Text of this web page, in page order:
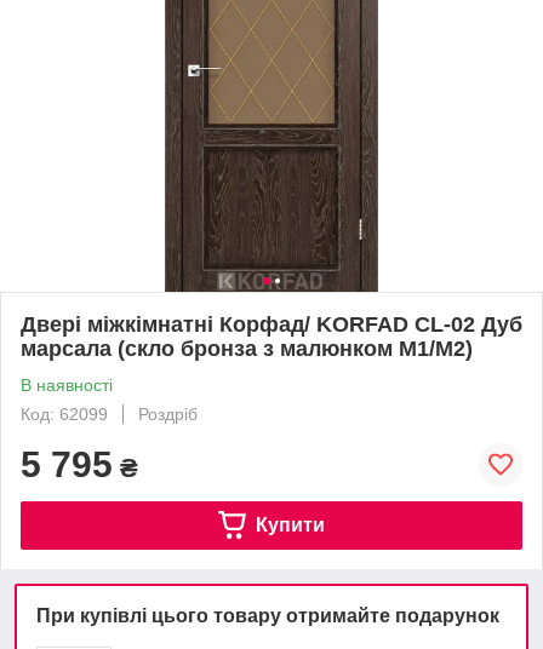
Двері міжкімнатні Корфад/ KORFAD CL-02 Дуб
марсала (скло бронза з малюнком М1/М2)
В наявності
Код: 62099
Роздріб
5 795 ₴
Купити
При купівлі цього товару отримайте подарунок